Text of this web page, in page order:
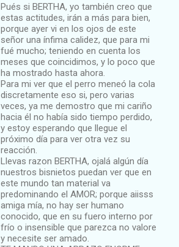
Pués si BERTHA, yo también creo que
estas actitudes, irán a más para bien,
porque ayer vi en los ojos de este
señor una ínfima calidez, que para mi
fué mucho; teniendo en cuenta los
meses que coincidimos, y lo poco que
ha mostrado hasta ahora.
Para mi ver que el perro meneó la cola
discretamente eso si, pero varias
veces, ya me demostro que mi cariño
hacia él no había sido tiempo perdido,
y estoy esperando que llegue el
próximo día para ver otra vez su
reacción.
Llevas razon BERTHA, ojalá algún día
nuestros bisnietos puedan ver que en
este mundo tan material va
predominando el AMOR; porque aiisss
amiga mía, no hay ser humano
conocido, que en su fuero interno por
frío o insensible que parezca no valore
y necesite ser amado.